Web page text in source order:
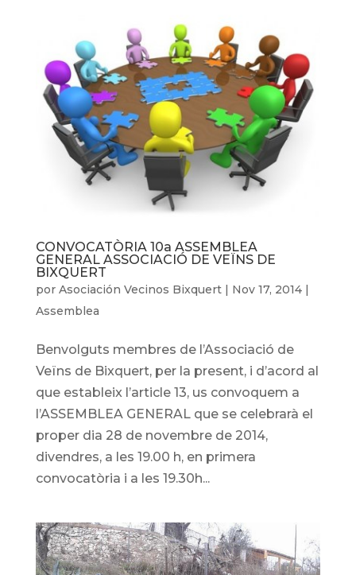
CONVOCATÒRIA 10a ASSEMBLEA
GENERAL ASSOCIACIÓ DE VEÏNS DE
BIXQUERT
por Asociación Vecinos Bixquert| Nov 17, 2014|
Assemblea
Benvolguts membres de l’Associació de
Veïns de Bixquert, per la present, i d’acord al
que estableix l’article 13, us convoquem a
l’ASSEMBLEA GENERAL que se celebrarà el
proper dia 28 de novembre de 2014,
divendres, a les 19.00 h, en primera
convocatòria i a les 19.30h...